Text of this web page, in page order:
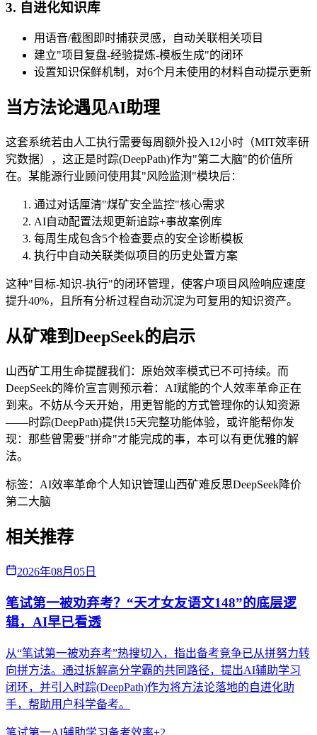
3. 自进化知识库
用语音/截图即时捕获灵感，自动关联相关项目
建立"项目复盘-经验提炼-模板生成"的闭环
设置知识保鲜机制，对6个月未使用的材料自动提示更新
当方法论遇见AI助理
这套系统若由人工执行需要每周额外投入12小时（MIT效率研
究数据），这正是时踪(DeepPath)作为"第二大脑"的价值所
在。某能源行业顾问使用其"风险监测"模块后：
通过对话厘清"煤矿安全监控"核心需求
AI自动配置法规更新追踪+事故案例库
每周生成包含5个检查要点的安全诊断模板
执行中自动关联类似项目的历史处置方案
这种"目标-知识-执行"的闭环管理，使客户项目风险响应速度
提升40%，且所有分析过程自动沉淀为可复用的知识资产。
从矿难到DeepSeek的启示
山西矿工用生命提醒我们：原始效率模式已不可持续。而
DeepSeek的降价宣言则预示着：AI赋能的个人效率革命正在
到来。不妨从今天开始，用更智能的方式管理你的认知资源
——时踪(DeepPath)提供15天完整功能体验，或许能帮你发
现：那些曾需要"拼命"才能完成的事，本可以有更优雅的解
法。
标签： AI效率革命个人知识管理山西矿难反思DeepSeek降价
第二大脑
相关推荐
2026年08月05日
笔试第一被劝弃考？“天才女友语文148”的底层逻
辑，AI早已看透
从“笔试第一被劝弃考”热搜切入，指出备考竞争已从拼努力转
向拼方法。通过拆解高分学霸的共同路径，提出AI辅助学习
闭环，并引入时踪(DeepPath)作为将方法论落地的自进化助
手，帮助用户科学备考。